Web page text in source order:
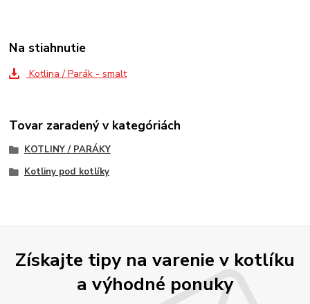
Na stiahnutie
Kotlina / Parák - smalt
Tovar zaradený v kategóriách
KOTLINY / PARÁKY
Kotliny pod kotlíky
Získajte tipy na varenie v kotlíku
a výhodné ponuky